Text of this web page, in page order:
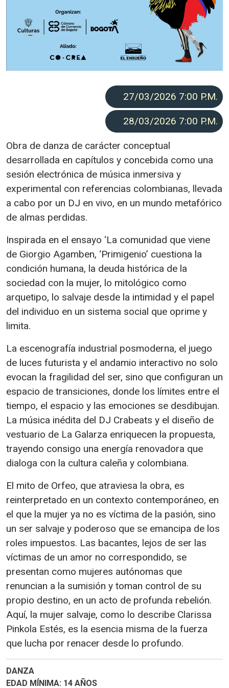
27/03/2026 7:00 P.M.
28/03/2026 7:00 P.M.
Obra de danza de carácter conceptual
desarrollada en capítulos y concebida como una
sesión electrónica de música inmersiva y
experimental con referencias colombianas, llevada
a cabo por un DJ en vivo, en un mundo metafórico
de almas perdidas.
Inspirada en el ensayo ‘La comunidad que viene
de Giorgio Agamben, ‘Primigenio’ cuestiona la
condición humana, la deuda histórica de la
sociedad con la mujer, lo mitológico como
arquetipo, lo salvaje desde la intimidad y el papel
del individuo en un sistema social que oprime y
limita.
La escenografía industrial posmoderna, el juego
de luces futurista y el andamio interactivo no solo
evocan la fragilidad del ser, sino que configuran un
espacio de transiciones, donde los límites entre el
tiempo, el espacio y las emociones se desdibujan.
La música inédita del DJ Crabeats y el diseño de
vestuario de La Galarza enriquecen la propuesta,
trayendo consigo una energía renovadora que
dialoga con la cultura caleña y colombiana.
El mito de Orfeo, que atraviesa la obra, es
reinterpretado en un contexto contemporáneo, en
el que la mujer ya no es víctima de la pasión, sino
un ser salvaje y poderoso que se emancipa de los
roles impuestos. Las bacantes, lejos de ser las
víctimas de un amor no correspondido, se
presentan como mujeres autónomas que
renuncian a la sumisión y toman control de su
propio destino, en un acto de profunda rebelión.
Aquí, la mujer salvaje, como lo describe Clarissa
Pinkola Estés, es la esencia misma de la fuerza
que lucha por renacer desde lo profundo.
DANZA
EDAD MÍNIMA 14 AÑOS